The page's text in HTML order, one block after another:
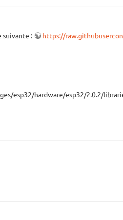
suivante :
https://
esp32/hardware/esp32/2.0.2/